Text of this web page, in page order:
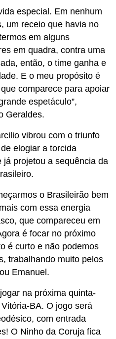
especial. Em nenhum
um receio que havia no
em alguns
em quadra, contra uma
então, o time ganha e
E o meu propósito é
comparece para apoiar
espetáculo”,
Geraldes.
vibrou com o triunfo
elogiar a torcida
já projetou a sequência da
o Brasileirão bem
com essa energia
que compareceu em
é focar no próximo
é curto e não podemos
trabalhando muito pelos
Emanuel.
na próxima quinta-
BA. O jogo será
com entrada
O Ninho da Coruja fica